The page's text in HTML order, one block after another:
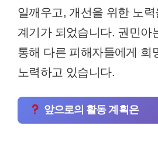
일깨우고, 개선을 위한 노
계기가 되었습니다. 권민아
통해 다른 피해자들에게 희
노력하고 있습니다.
앞으로의 활동 계획은